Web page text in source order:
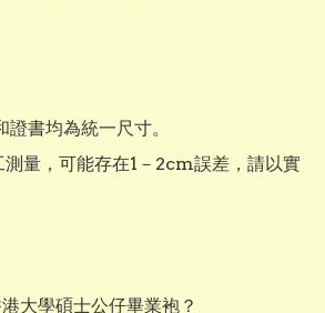
證書均為統一尺寸。
量，可能存在1－2cm誤差，請以實
大學碩士公仔畢業袍？